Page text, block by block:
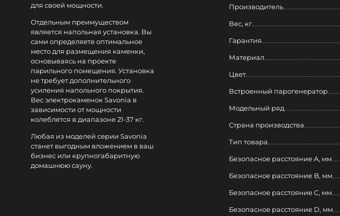
для своей мощности.
Отдельным преимуществом
является напольная установка. Вы
сами определяете оптимальное
место для размещения каменки,
основываясь на проекте
парильного помещения. Установка
не требует дополнительного
усиления напольного покрытия.
Вес электрокаменок Savonia в
зависимости от мощности
колеблется в диапазоне 21-37 кг.
Любая из моделей серии Savonia
станет выгодным вложением в ваш
бизнес или крупногабаритную
домашнюю сауну.
Производитель
Вес, кг
Гарантия
Материал
Цвет
Встроенный парогенератор
Модельный ряд
Страна производства
Тип товара
Безопасное расстояние A, мм
Безопасное расстояние B, мм
Безопасное расстояние C, мм
Безопасное расстояние D, мм